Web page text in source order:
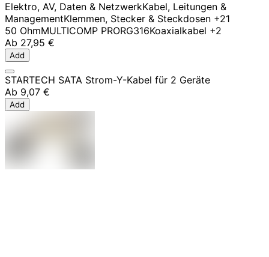
Elektro, AV, Daten & NetzwerkKabel, Leitungen &
ManagementKlemmen, Stecker & Steckdosen +21
50 OhmMULTICOMP PRORG316Koaxialkabel +2
Ab 27,95 €
Add
STARTECH SATA Strom-Y-Kabel für 2 Geräte
Ab 9,07 €
Add